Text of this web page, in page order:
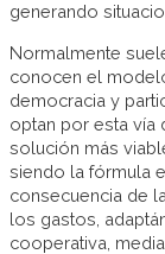
generando
Normalmente
conocen el
democracia y
optan por esta vía
solución más
siendo la fórmula
consecuencia de
los gastos,
cooperativa,